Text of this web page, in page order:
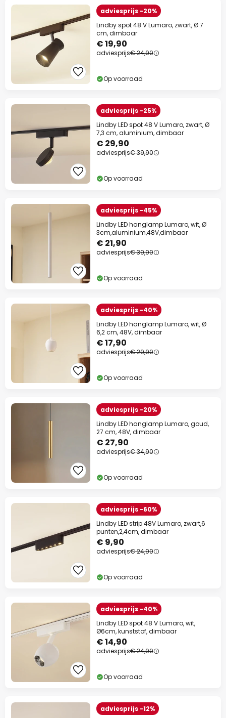
adviesprijs -20%
Lindby spot 48 V Lumaro, zwart, Ø 7
cm, dimbaar
€ 19,90
adviesprijs€ 24,90
Op voorraad
adviesprijs -25%
Lindby LED spot 48 V Lumaro, zwart, Ø
7,3 cm, aluminium, dimbaar
€ 29,90
adviesprijs€ 39,90
Op voorraad
adviesprijs -45%
Lindby LED hanglamp Lumaro, wit, Ø
3cm,aluminium,48V,dimbaar
€ 21,90
adviesprijs€ 39,90
Op voorraad
adviesprijs -40%
Lindby LED hanglamp Lumaro, wit, Ø
6,2 cm, 48V, dimbaar
€ 17,90
adviesprijs€ 29,90
Op voorraad
adviesprijs -20%
Lindby LED hanglamp Lumaro, goud,
27 cm, 48V, dimbaar
€ 27,90
adviesprijs€ 34,90
Op voorraad
adviesprijs -60%
Lindby LED strip 48V Lumaro, zwart,6
punten,2,4cm, dimbaar
€ 9,90
adviesprijs€ 24,90
Op voorraad
adviesprijs -40%
Lindby LED spot 48 V Lumaro, wit,
Ø6cm, kunststof, dimbaar
€ 14,90
adviesprijs€ 24,90
Op voorraad
adviesprijs -12%